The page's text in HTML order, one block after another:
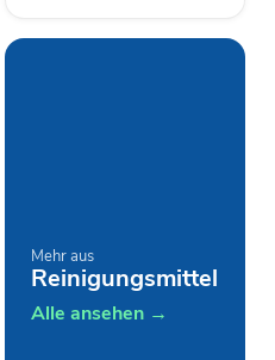
Mehr aus
Reinigungsmittel
Alle ansehen →